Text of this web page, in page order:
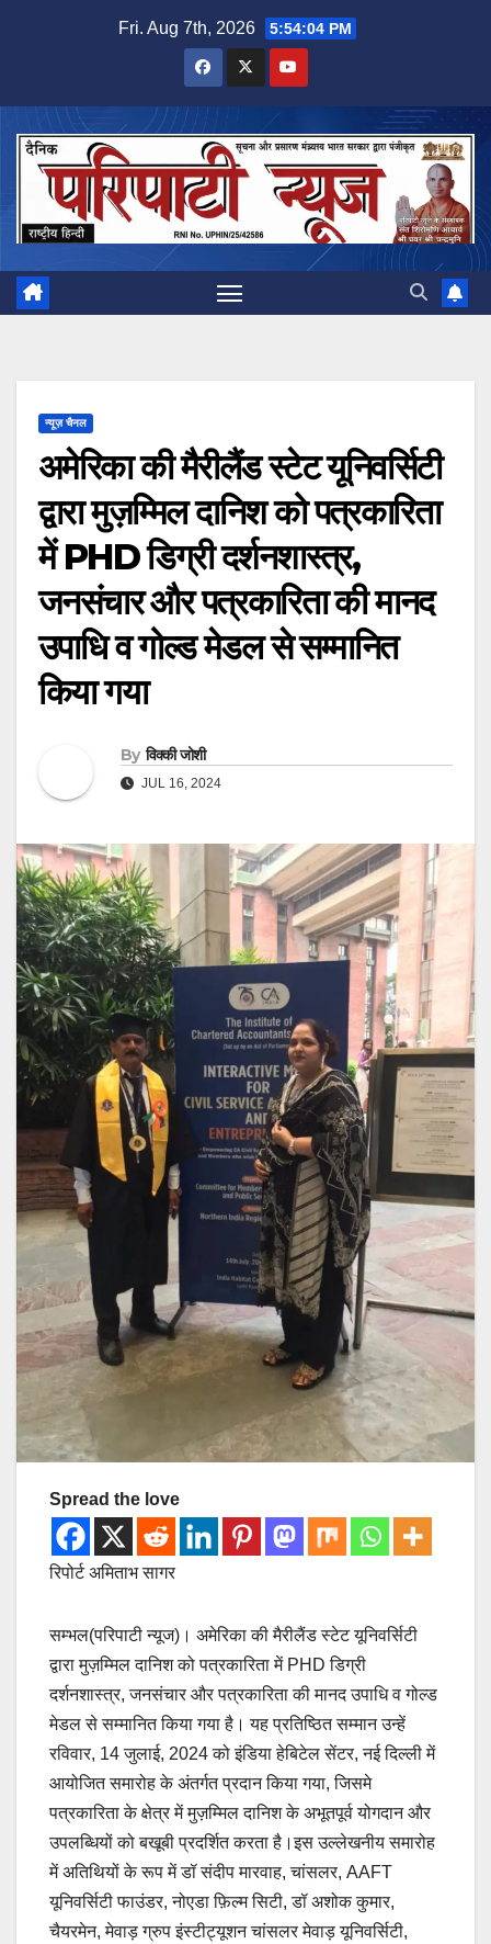
Fri. Aug 7th, 2026 5:54:05 PM
न्यूज़ चैनल
अमेरिका की मैरीलैंड स्टेट यूनिवर्सिटी
द्वारा मुज़म्मिल दानिश को पत्रकारिता
में PHD डिग्री दर्शनशास्त्र,
जनसंचार और पत्रकारिता की मानद
उपाधि व गोल्ड मेडल से सम्मानित
किया गया
By विक्की जोशी
JUL 16, 2024
Spread the love
रिपोर्ट अमिताभ सागर
सम्भल(परिपाटी न्यूज)। अमेरिका की मैरीलैंड स्टेट यूनिवर्सिटी
द्वारा मुज़म्मिल दानिश को पत्रकारिता में PHD डिग्री
दर्शनशास्त्र, जनसंचार और पत्रकारिता की मानद उपाधि व गोल्ड
मेडल से सम्मानित किया गया है। यह प्रतिष्ठित सम्मान उन्हें
रविवार, 14 जुलाई, 2024 को इंडिया हेबिटेल सेंटर, नई दिल्ली में
आयोजित समारोह के अंतर्गत प्रदान किया गया, जिसमे
पत्रकारिता के क्षेत्र में मुज़म्मिल दानिश के अभूतपूर्व योगदान और
उपलब्धियों को बखूबी प्रदर्शित करता है।इस उल्लेखनीय समारोह
में अतिथियों के रूप में डॉ संदीप मारवाह, चांसलर, AAFT
यूनिवर्सिटी फाउंडर, नोएडा फ़िल्म सिटी, डॉ अशोक कुमार,
चैयरमेन, मेवाड़ ग्रुप इंस्टीट्यूशन चांसलर मेवाड़ यूनिवर्सिटी,